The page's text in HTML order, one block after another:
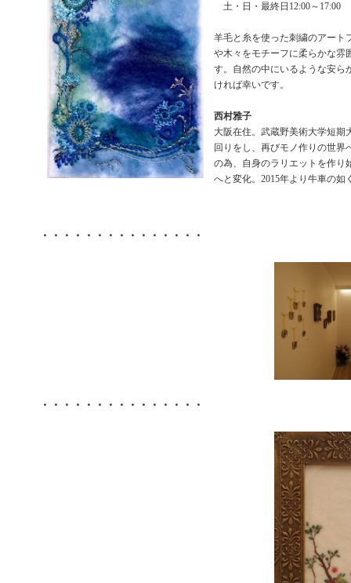
土・日・最終日12:00～17:00
羊毛と糸を使った刺繍のアート
や木々をモチーフに柔らかな雰
す。自然の中にいるような安ら
ければ幸いです。
西村雅子
大阪在住。武蔵野美術大学短期
回りをし、再びモノ作りの世界
の為、自身のラリエットを作
へと変化。2015年より牛車の如
・・・・・・・・・・・・・・・
・・・・・・・・・・・・・・・